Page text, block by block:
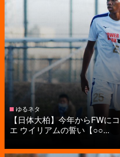
ゆるネタ
【日体大柏】今年からFWに
エ ウイリアムの誓い【○○...